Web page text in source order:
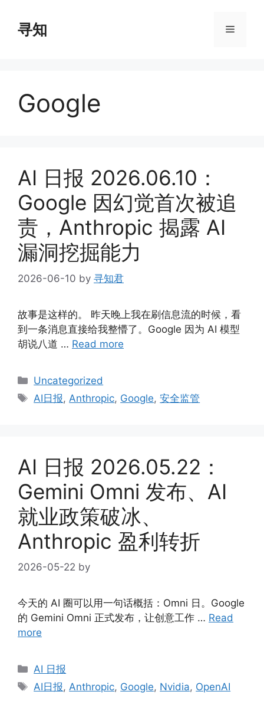
content
寻知 Menu
Google
AI 日报 2026.06.10：
Google 因幻觉首次被追
责，Anthropic 揭露 AI
漏洞挖掘能力
2026-06-10 by 寻知君
故事是这样的。 昨天晚上我在刷信息流的时候，看
到一条消息直接给我整懵了。Google 因为 AI 模型
胡说八道 … Read more
Categories
Uncategorized
Tags
AI日报, Anthropic, Google,安全监管
AI 日报 2026.05.22：
Gemini Omni 发布、AI
就业政策破冰、
Anthropic 盈利转折
2026-05-22 by
今天的 AI 圈可以用一句话概括：Omni 日。Google
的 Gemini Omni 正式发布，让创意工作 … Read
more
Categories
AI 日报
Tags
AI日报,Anthropic, Google, Nvidia, OpenAI